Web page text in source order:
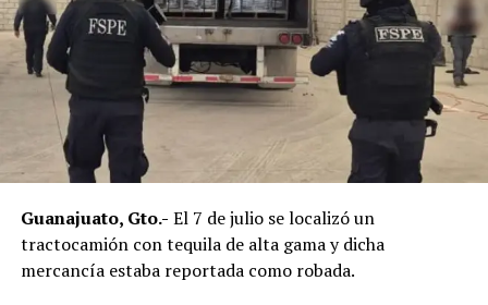
Guanajuato, Gto.- El 7 de julio se localizó un
tractocamión con tequila de alta gama y dicha
mercancía estaba reportada como robada.